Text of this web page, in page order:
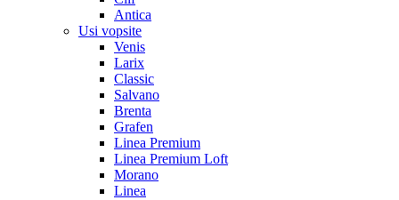
Antica
Usi vopsite
Venis
Larix
Classic
Salvano
Brenta
Grafen
Linea Premium
Linea Premium Loft
Morano
Linea